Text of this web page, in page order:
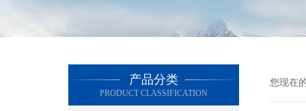
产品分类
PRODUCT CLASSIFICATION
您现在